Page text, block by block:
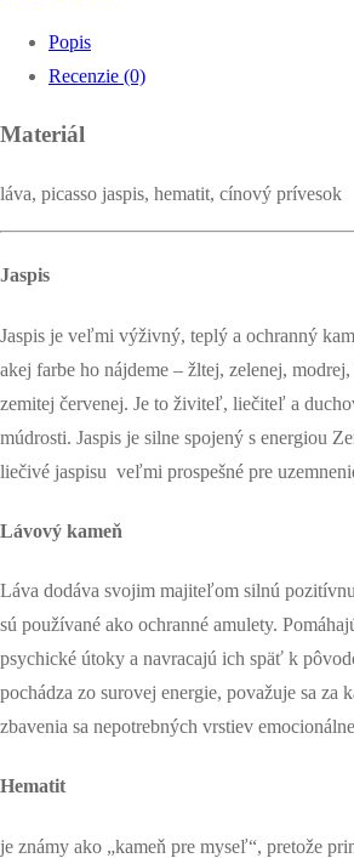
shadows
Popis
Recenzie (0)
Materiál
láva, picasso jaspis, hematit, cínový prívesok
Jaspis
Jaspis je veľmi výživný, teplý a ochranný
akej farbe ho nájdeme – žltej, zelenej,
zemitej červenej. Je to živiteľ, liečiteľ a
múdrosti. Jaspis je silne spojený s energiou
liečivé jaspisu veľmi prospešné pre
Lávový kameň
Láva dodáva svojim majiteľom silnú
sú používané ako ochranné amulety.
psychické útoky a navracajú ich späť k
pochádza zo surovej energie, považuje sa za
zbavenia sa nepotrebných vrstiev
Hematit
je známy ako „kameň pre myseľ“, pretože